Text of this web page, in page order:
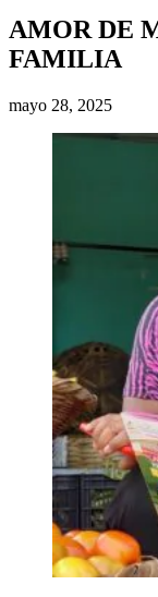
AMOR DE
FAMILIA
mayo 28, 2025